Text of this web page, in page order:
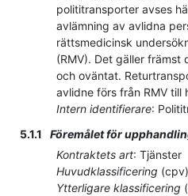
polititransporter avses
avlämning av avlidna
rättsmedicinsk
(RMV). Det gäller
och oväntat.
avlidne förs från RMV till
Intern identifierare:
5.1.1
Föremålet för
Kontraktets art: Tjänster
Huvudklassificering (cpv
Ytterligare klassificering (